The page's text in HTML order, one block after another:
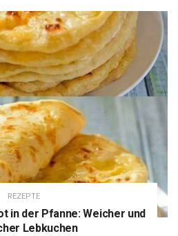
REZEPTE
in der Pfanne: Weicher und
Lebkuchen